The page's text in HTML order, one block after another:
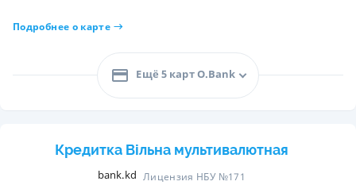
Подробнее о карте
Ещё 5 карт O.Bank
Кредитка Вільна мультивалютная
bank.kd Лицензия НБУ №171